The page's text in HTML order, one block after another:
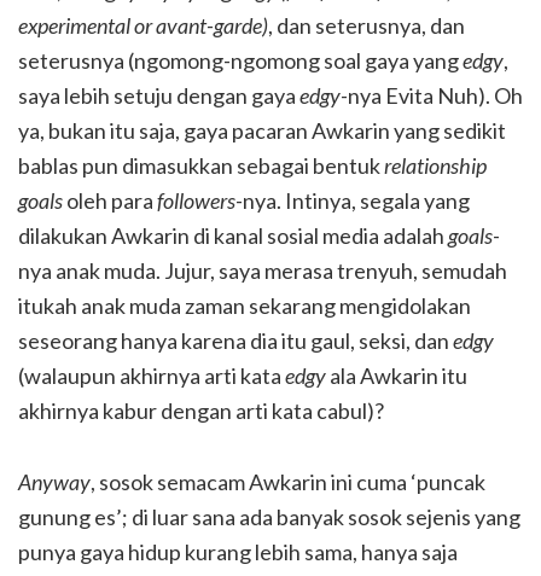
experimental or avant-garde), dan seterusnya, dan
seterusnya (ngomong-ngomong soal gaya yangedgy,
saya lebih setuju dengan gayaedgy-nya Evita Nuh). Oh
ya, bukan itu saja, gaya pacaran Awkarin yang sedikit
bablas pun dimasukkan sebagai bentukrelationship
goalsoleh parafollowers-nya. Intinya, segala yang
dilakukan Awkarin di kanal sosial media adalahgoals-
nya anak muda. Jujur, saya merasa trenyuh, semudah
itukah anak muda zaman sekarang mengidolakan
seseorang hanya karena dia itu gaul, seksi, danedgy
(walaupun akhirnya arti kataedgyala Awkarin itu
akhirnya kabur dengan arti kata cabul)?
Anyway, sosok semacam Awkarin ini cuma ‘puncak
gunung es’; di luar sana ada banyak sosok sejenis yang
punya gaya hidup kurang lebih sama, hanya saja